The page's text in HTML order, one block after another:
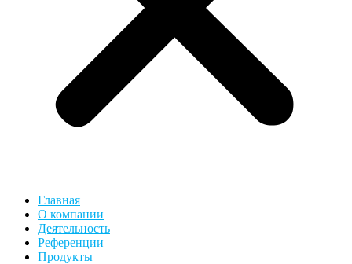
Главная
О компании
Деятельность
Референции
Продукты